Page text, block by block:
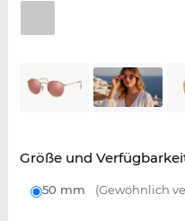
Größe und
50 mm (Gewöhnlich